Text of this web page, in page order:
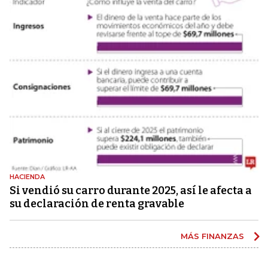
HACIENDA
Si vendió su carro durante 2025, así le afecta a
su declaración de renta gravable
MÁS FINANZAS